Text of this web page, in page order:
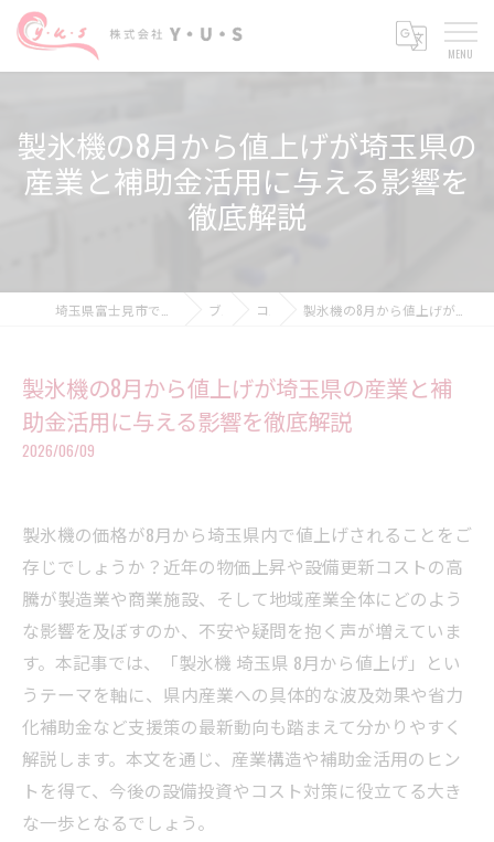
製氷機の8月から値上げが埼玉県の
産業と補助金活用に与える影響を
徹底解説
ブログ コラム 製氷機の8月から値上げが埼玉県の産業と補助金活用に与える影響を徹底解説
製氷機の8月から値上げが埼玉県の産業と補
助金活用に与える影響を徹底解説
2026/06/09
製氷機の価格が8月から埼玉県内で値上げされることをご
存じでしょうか？近年の物価上昇や設備更新コストの高
騰が製造業や商業施設、そして地域産業全体にどのよう
な影響を及ぼすのか、不安や疑問を抱く声が増えていま
す。本記事では、「製氷機 埼玉県 8月から値上げ」とい
うテーマを軸に、県内産業への具体的な波及効果や省力
化補助金など支援策の最新動向も踏まえて分かりやすく
解説します。本文を通じ、産業構造や補助金活用のヒン
トを得て、今後の設備投資やコスト対策に役立てる大き
な一歩となるでしょう。